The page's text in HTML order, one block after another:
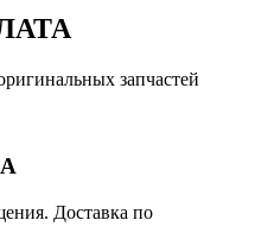
запчастей
Доставка по